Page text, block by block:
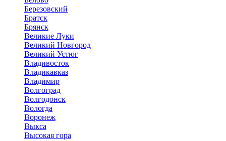
Березовский
Братск
Брянск
Великие Луки
Великий Новгород
Великий Устюг
Владивосток
Владикавказ
Владимир
Волгоград
Волгодонск
Вологда
Воронеж
Выкса
Высокая гора